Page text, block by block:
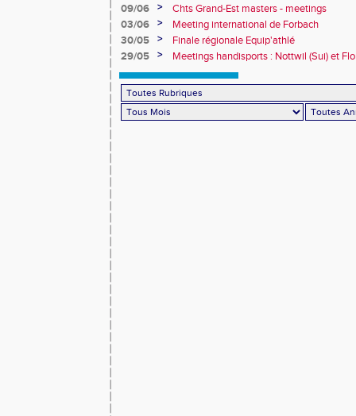
09/06
>
Chts Grand-Est masters - meetings
03/06
>
Meeting international de Forbach
30/05
>
Finale régionale Equip'athlé
29/05
> Meetings handisports : Nottwil (Sui) et